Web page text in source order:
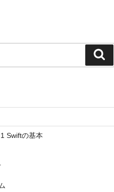
索
Swiftの基本